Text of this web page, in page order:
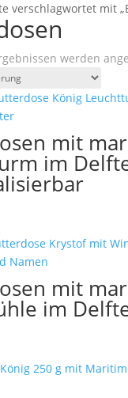
verschlagwortet mit
werden
mit
im
mit
im